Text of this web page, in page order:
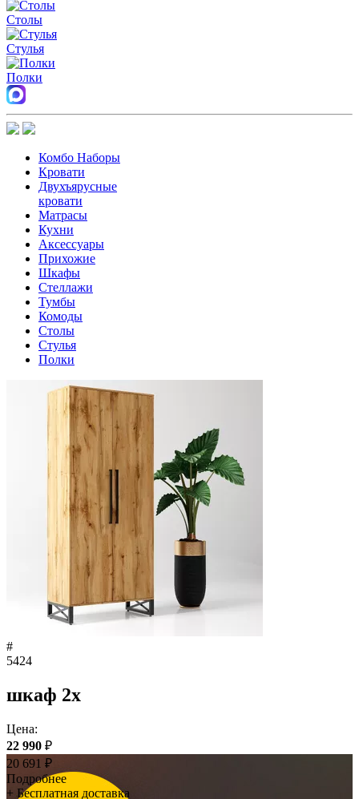
Столы
Стулья
Полки
Комбо Наборы
Кровати
Двухъярусные
кровати
Матрасы
Кухни
Аксессуары
Прихожие
Шкафы
Стеллажи
Тумбы
Комоды
Столы
Стулья
Полки
#
5424
шкаф 2х
Цена:
22 990 ₽
20 691 ₽
Подробнее
+ Бесплатная доставка